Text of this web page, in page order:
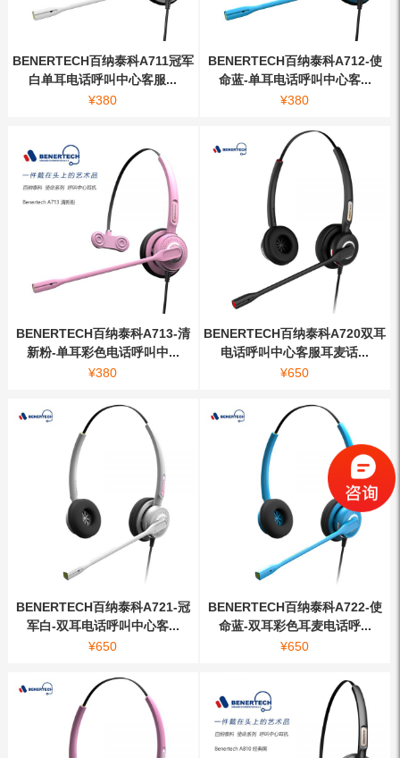
BENERTECH百纳泰科A711冠军
白单耳电话呼叫中心客服...
¥380
BENERTECH百纳泰科A712-使
命蓝-单耳电话呼叫中心客...
¥380
BENERTECH百纳泰科A713-清
新粉-单耳彩色电话呼叫中...
¥380
BENERTECH百纳泰科A720双耳
电话呼叫中心客服耳麦话...
¥650
BENERTECH百纳泰科A721-冠
军白-双耳电话呼叫中心客...
¥650
BENERTECH百纳泰科A722-使
命蓝-双耳彩色耳麦电话呼...
¥650